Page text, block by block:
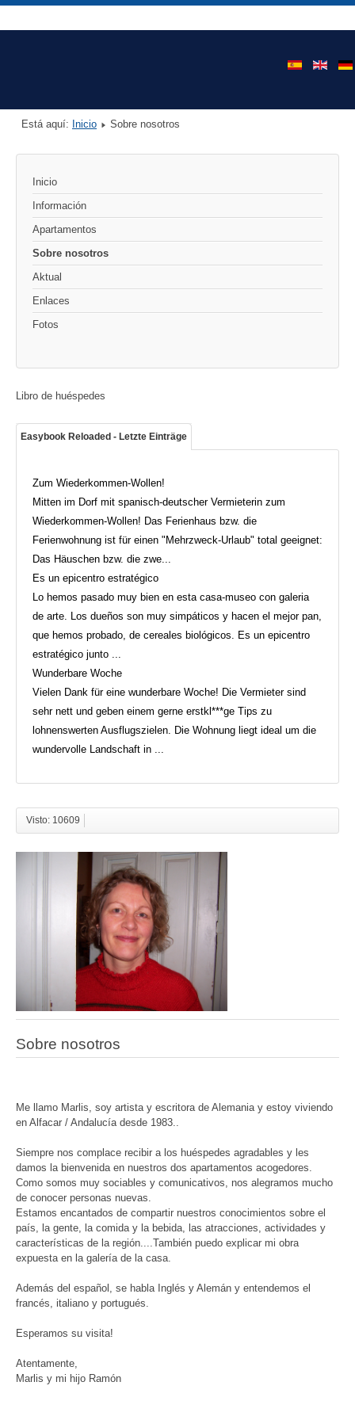
Está aquí: Inicio Sobre nosotros
Inicio
Información
Apartamentos
Sobre nosotros
Aktual
Enlaces
Fotos
Libro de huéspedes
Easybook Reloaded - Letzte Einträge
Zum Wiederkommen-Wollen!
Mitten im Dorf mit spanisch-deutscher Vermieterin zum
Wiederkommen-Wollen! Das Ferienhaus bzw. die
Ferienwohnung ist für einen "Mehrzweck-Urlaub" total geeignet:
Das Häuschen bzw. die zwe...
Es un epicentro estratégico
Lo hemos pasado muy bien en esta casa-museo con galeria
de arte. Los dueños son muy simpáticos y hacen el mejor pan,
que hemos probado, de cereales biológicos. Es un epicentro
estratégico junto ...
Wunderbare Woche
Vielen Dank für eine wunderbare Woche! Die Vermieter sind
sehr nett und geben einem gerne erstkl***ge Tips zu
lohnenswerten Ausflugszielen. Die Wohnung liegt ideal um die
wundervolle Landschaft in ...
Visto: 10609
Sobre nosotros
Me llamo Marlis, soy artista y escritora de Alemania y estoy viviendo
en Alfacar / Andalucía desde 1983..
Siempre nos complace recibir a los huéspedes agradables y les
damos la bienvenida en nuestros dos apartamentos acogedores.
Como somos muy sociables y comunicativos, nos alegramos mucho
de conocer personas nuevas.
Estamos encantados de compartir nuestros conocimientos sobre el
país , la gente, la comida y la bebida, las atracciones, actividades y
características de la región ....También puedo explicar mi obra
expuesta en la galería de la casa.
Además del español , se habla Inglés y Alemán y entendemos el
francés , italiano y portugués.
Esperamos su visita!
Atentamente,
Marlis y mi hijo Ramón